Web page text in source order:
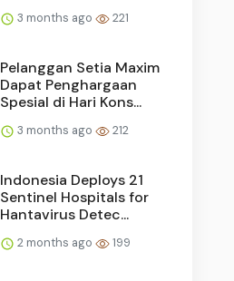
3 months ago 221
Pelanggan Setia Maxim
Dapat Penghargaan
Spesial di Hari Kons...
3 months ago 212
Indonesia Deploys 21
Sentinel Hospitals for
Hantavirus Detec...
2 months ago 199